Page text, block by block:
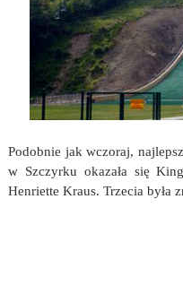
Podobnie jak wczoraj,
w Szczyrku okazała się
Henriette Kraus. Trzecia była